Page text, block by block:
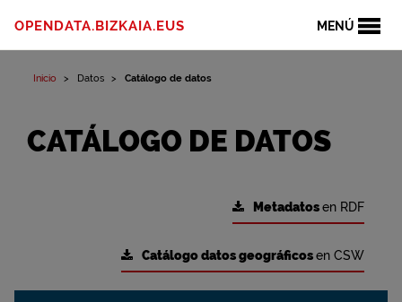
MENÚ
OPENDATA.BIZKAIA.EUS
Inicio Datos Catálogo de datos
CATÁLOGO DE DATOS
Metadatosen RDF
Catálogo datos geográficosen CSW